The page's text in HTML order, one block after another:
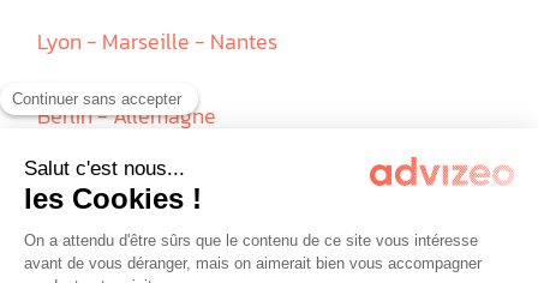
Lyon - Marseille - Nantes
Berlin - Allemagne
Milan - Italie